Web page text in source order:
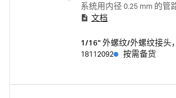
系统用内径 0.25 mm 的管
ÄKTA go、ÄKTA pure 和
文档
1/16" 外螺纹/外螺纹接头
18112092
按需备货